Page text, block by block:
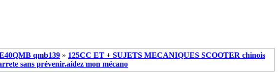
qmb139 » 125CC ET + SUJETS MECANIQUES SCOOTER chinois
sans prévenir.aidez mon mécano